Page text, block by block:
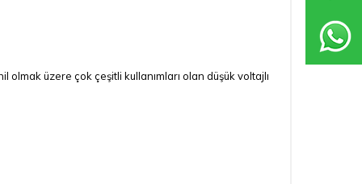
üzere çok çeşitli kullanımları olan düşük voltajlı